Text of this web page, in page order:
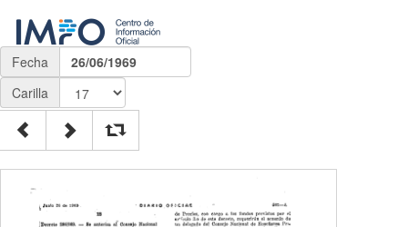
Fecha
26/06/1969
Carilla